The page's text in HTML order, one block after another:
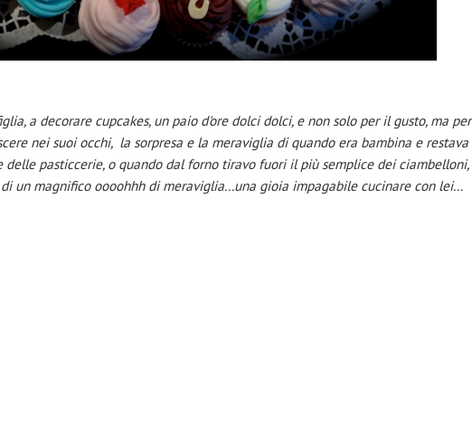
a decorare cupcakes, un paio d'ore dolci dolci, e non solo per il gusto, ma per
nei suoi occhi, la sorpresa e la meraviglia di quando era bambina e restava
pasticcerie, o quando dal forno tiravo fuori il più semplice dei ciambelloni,
un magnifico oooohhh di meraviglia...una gioia impagabile cucinare con lei...